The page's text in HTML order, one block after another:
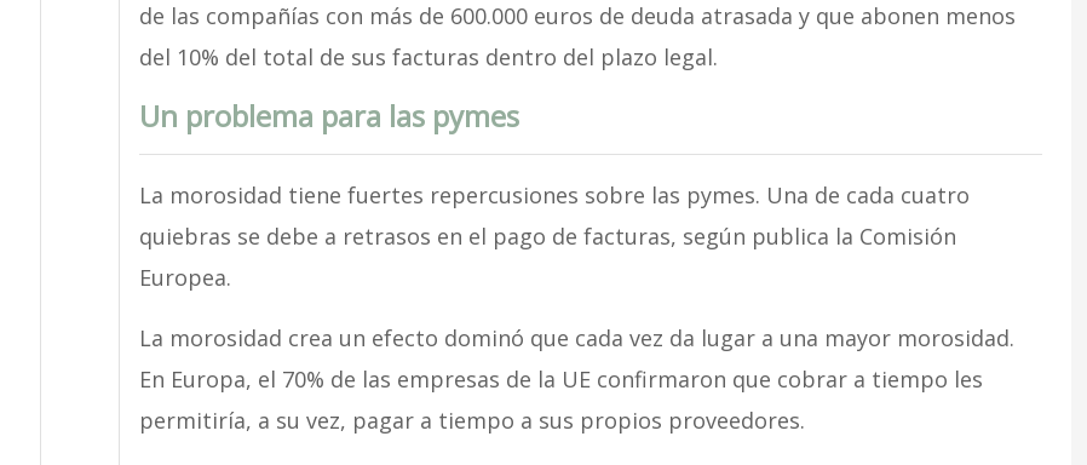
de las compañías con más de 600.000 euros de deuda atrasada y que abonen menos
del 10% del total de sus facturas dentro del plazo legal.
Un problema para las pymes
La morosidad tiene fuertes repercusiones sobre las pymes. Una de cada cuatro
quiebras se debe a retrasos en el pago de facturas, según publica la Comisión
Europea.
La morosidad crea un efecto dominó que cada vez da lugar a una mayor morosidad.
En Europa, el 70% de las empresas de la UE confirmaron que cobrar a tiempo les
permitiría, a su vez, pagar a tiempo a sus propios proveedores.